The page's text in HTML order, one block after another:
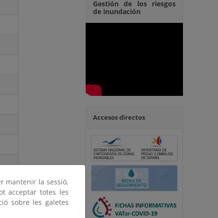
Gestión de los riesgos
de inundación
Accesos directos
mantenir la sessió,
acceptar totes les
sobre les galetes